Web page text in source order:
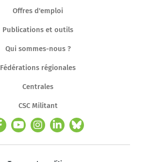
Offres d'emploi
Publications et outils
Qui sommes-nous ?
Fédérations régionales
Centrales
CSC Militant